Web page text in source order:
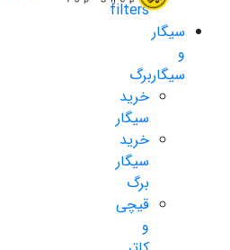
filters
سیگار
و
سیگاربرگ
خرید
سیگار
خرید
سیگار
برگ
قیچی
و